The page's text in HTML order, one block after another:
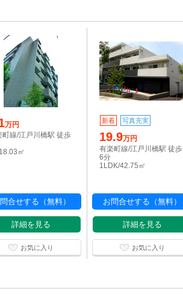
万円
町線/江戸川橋駅 徒歩
㎡
合せする（無料）
詳細を見る
お気に入り
新着 写真充実
19.9万円
有楽町線/江戸川橋駅 徒歩
6分
1LDK/42.75㎡
お問合せする（無料）
詳細を見る
お気に入り